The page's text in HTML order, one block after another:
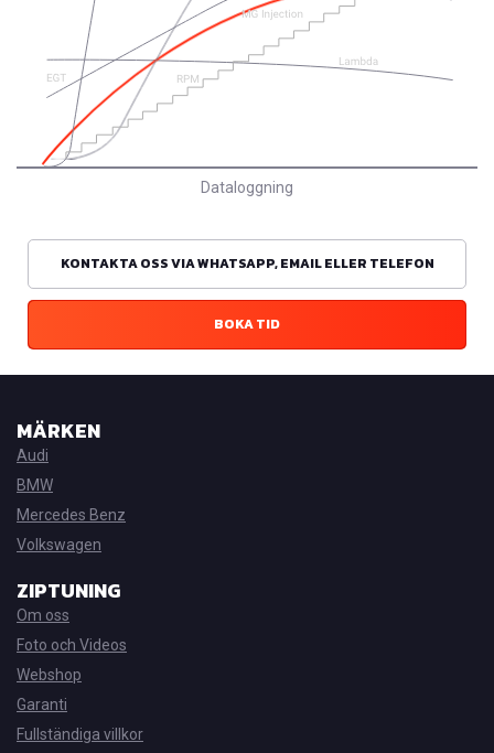
Dataloggning
KONTAKTA OSS VIA WHATSAPP, EMAIL ELLER TELEFON
BOKA TID
MÄRKEN
Audi
BMW
Mercedes Benz
Volkswagen
ZIPTUNING
Om oss
Foto och Videos
Webshop
Garanti
Fullständiga villkor